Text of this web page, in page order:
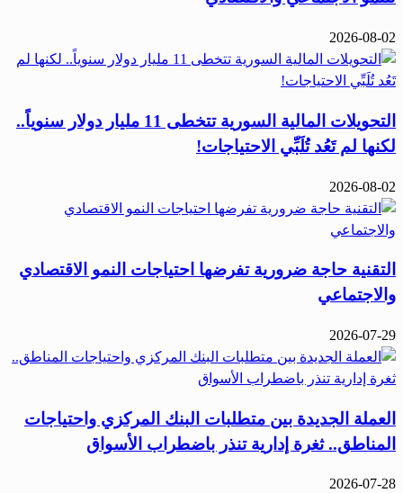
2026-08-02
التحويلات المالية السورية تتخطى 11 مليار دولار سنوياً..
لكنها لم تَعُد تُلَبِّي الاحتياجات!
2026-08-02
التقنية حاجة ضرورية تفرضها احتياجات النمو الاقتصادي
والاجتماعي
2026-07-29
العملة الجديدة بين متطلبات البنك المركزي واحتياجات
المناطق.. ثغرة إدارية تنذر باضطراب الأسواق
2026-07-28